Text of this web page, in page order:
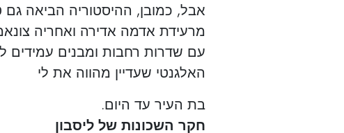
מרעידת אדמה אדירה ואחריה
עם שדרות רחבות ומבנים עמידים
האלגנטי שעדיין מהווה את לי
בת העיר עד היום.
חקר השכונות של ליסבון